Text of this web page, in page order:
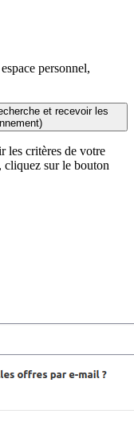
personnel,
et recevoir les
les critères de votre
cliquez sur le bouton